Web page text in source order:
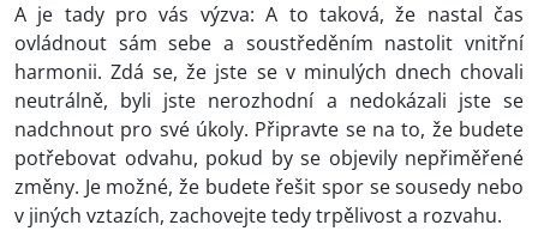
A je tady pro vás výzva: A to taková, že nastal čas
ovládnout sám sebe a soustředěním nastolit vnitřní
harmonii. Zdá se, že jste se v minulých dnech chovali
neutrálně, byli jste nerozhodní a nedokázali jste se
nadchnout pro své úkoly. Připravte se na to, že budete
potřebovat odvahu, pokud by se objevily nepřiměřené
změny. Je možné, že budete řešit spor se sousedy nebo
v jiných vztazích, zachovejte tedy trpělivost a rozvahu.